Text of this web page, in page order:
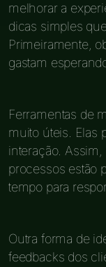
melhorar a
dicas simples
Primeiramente,
gastam
Ferramentas de
muito úteis. Elas
interação.
processos estão
tempo para
Outra forma de
feedbacks dos